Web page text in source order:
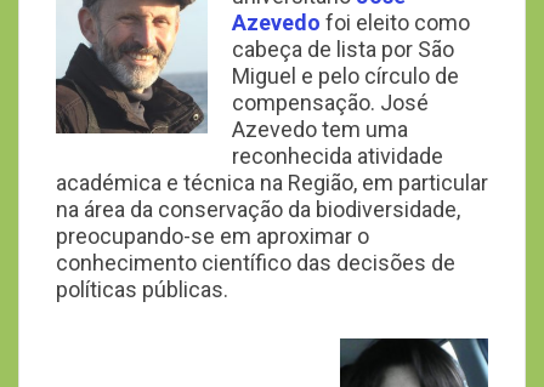
Azevedo foi eleito como
cabeça de lista por São
Miguel e pelo círculo de
compensação. José
Azevedo tem uma
reconhecida atividade
académica e técnica na Região, em particular
na área da conservação da biodiversidade,
preocupando-se em aproximar o
conhecimento científico das decisões de
políticas públicas.